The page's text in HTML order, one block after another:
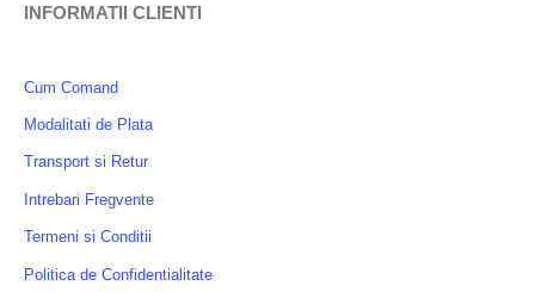
INFORMATII CLIENTI
Cum Comand
Modalitati de Plata
Transport si Retur
Intrebari Fregvente
Termeni si Conditii
Politica de Confidentialitate